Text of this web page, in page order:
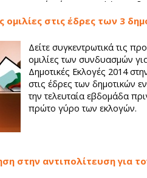
σχετικό κείμενο υποψήφιος
ή ακόμα και η
της ΑΣΠΙ δεν
από το τι πραγματικά
ομιλίες στις έδρες των 3
Δείτε συγκεντρωτικά τις
ομιλίες των συνδυασμών
Δημοτικές Εκλογές 2014
στις έδρες των δημοτικών
την τελευταία εβδομάδα
πρώτο γύρο των εκλογών.
στην αντιπολίτευση για